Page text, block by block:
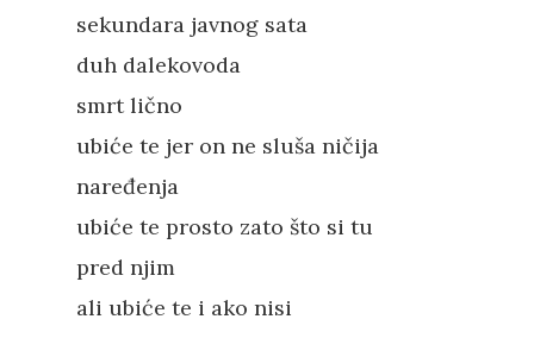
sekundara javnog sata
duh dalekovoda
smrt lično
ubiće te jer on ne sluša ničija
naređenja
ubiće te prosto zato što si tu
pred njim
ali ubiće te i ako nisi